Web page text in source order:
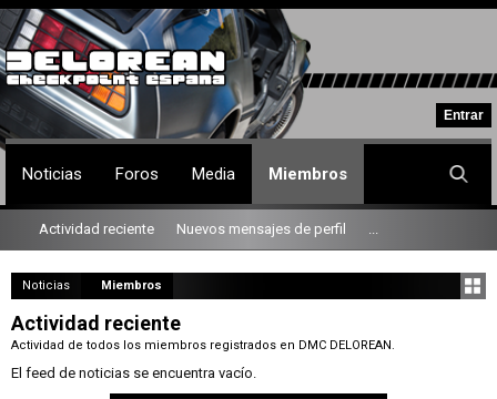
Noticias Miembros
Actividad reciente
Actividad de todos los miembros registrados en DMC DELOREAN.
El feed de noticias se encuentra vacío.
Noticias Foros Media Miembros
Actividad reciente Nuevos mensajes de perfil ...